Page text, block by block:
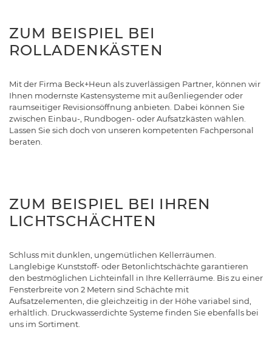
ZUM BEISPIEL BEI
ROLLADENKÄSTEN
Mit der Firma Beck+Heun als zuverlässigen Partner, können wir
Ihnen modernste Kastensysteme mit außenliegender oder
raumseitiger Revisionsöffnung anbieten. Dabei können Sie
zwischen Einbau-, Rundbogen- oder Aufsatzkästen wählen.
Lassen Sie sich doch von unseren kompetenten Fachpersonal
beraten.
ZUM BEISPIEL BEI IHREN
LICHTSCHÄCHTEN
Schluss mit dunklen, ungemütlichen Kellerräumen.
Langlebige Kunststoff- oder Betonlichtschächte garantieren
den bestmöglichen Lichteinfall in Ihre Kellerräume. Bis zu einer
Fensterbreite von 2 Metern sind Schächte mit
Aufsatzelementen, die gleichzeitig in der Höhe variabel sind,
erhältlich. Druckwasserdichte Systeme finden Sie ebenfalls bei
uns im Sortiment.